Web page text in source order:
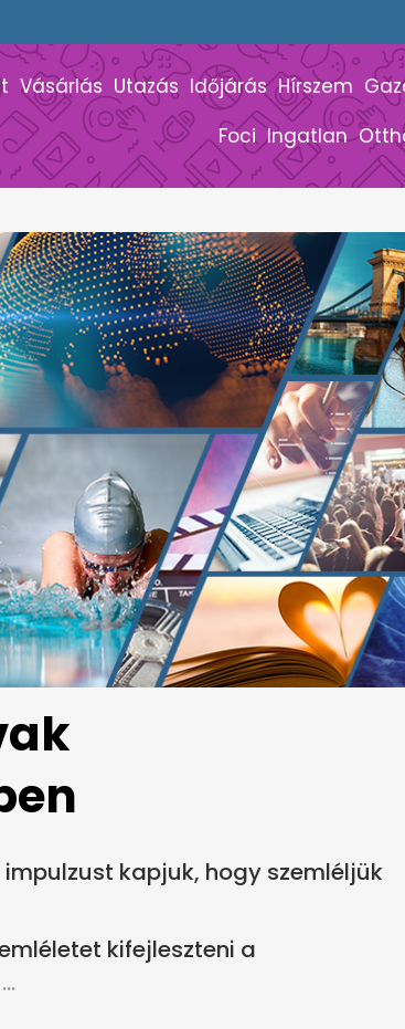
Vásárlás Utazás Időjárás Hírszem
Foci Ingatlan
kapjuk, hogy szemléljük
kifejleszteni a